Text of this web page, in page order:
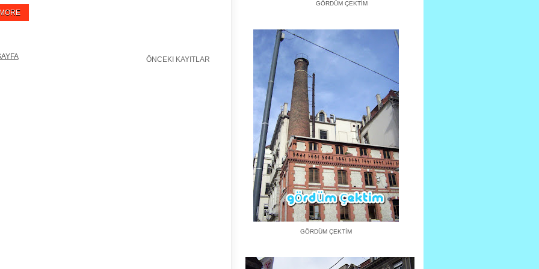
ÖNCEKI KAYITLAR
GÖRDÜM ÇEKTİM
GÖRDÜM ÇEKTİM